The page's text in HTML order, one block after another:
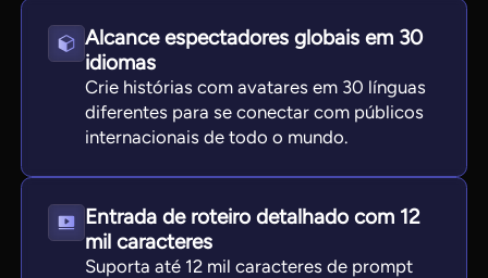
Alcance espectadores globais em 30
idiomas
Crie histórias com avatares em 30 línguas
diferentes para se conectar com públicos
internacionais de todo o mundo.
Entrada de roteiro detalhado com 12
mil caracteres
Suporta até 12 mil caracteres de prompt